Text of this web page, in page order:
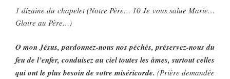
1 dizaine du chapelet (Notre Père… 10 Je vous salue Marie…
Gloire au Père…)
O mon Jésus, pardonnez-nous nos péchés, préservez-nous du
feu de l’enfer, conduisez au ciel toutes les âmes, surtout celles
qui ont le plus besoin de votre miséricorde. (Prière demandée